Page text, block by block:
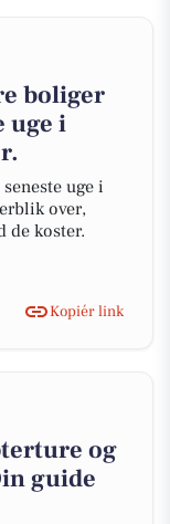
boliger
uge i
uge i
over,
de koster.
Kopiér link
og
guide